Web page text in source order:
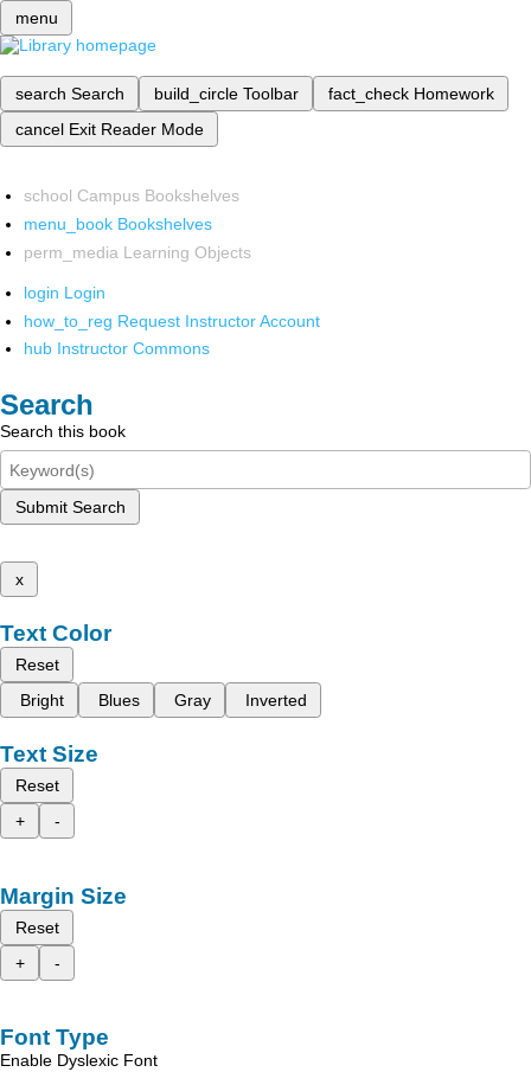
menu
search Search build_circle Toolbar fact_check Homework
cancel Exit Reader Mode
school Campus Bookshelves
menu_book Bookshelves
perm_media Learning Objects
login Login
how_to_reg Request Instructor Account
hub Instructor Commons
Search
Search this book
Submit Search
x
Text Color
Reset
Bright
Blues Gray Inverted
Text Size
Reset
+
-
Margin Size
Reset
+
-
Font Type
Enable Dyslexic Font